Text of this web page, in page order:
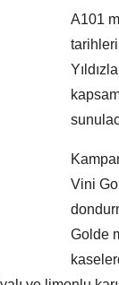
A101
Vini
Golde